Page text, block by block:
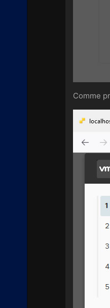
Comme